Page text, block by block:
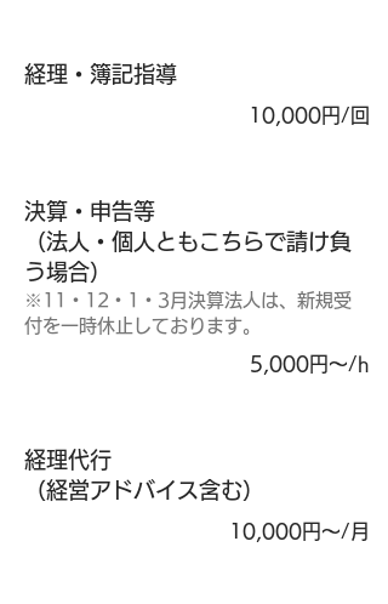
​経理・簿記指導
10,000円/回
決算・申告等
（法人・個人ともこちらで請け負
う場合）
※11・12・1・3月決算法人は、新規受
付を一時休止しております。
5,000円〜/h
経理代行
​（経営アドバイス含む）
10,000円〜/月